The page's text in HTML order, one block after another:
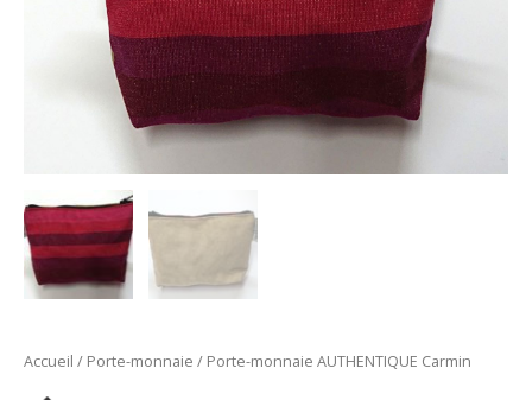
Accueil / Porte-monnaie / Porte-monnaie AUTHENTIQUE Carmin